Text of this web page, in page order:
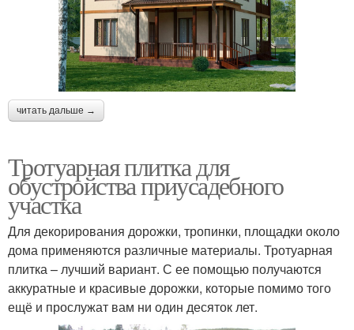
читать дальше →
Тротуарная плитка для
обустройства приусадебного
участка
Для декорирования дорожки, тропинки, площадки около
дома применяются различные материалы. Тротуарная
плитка – лучший вариант. С ее помощью получаются
аккуратные и красивые дорожки, которые помимо того
ещё и прослужат вам ни один десяток лет.